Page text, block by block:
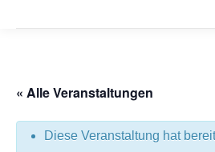
« Alle Veranstaltungen
Diese Veranstaltung hat